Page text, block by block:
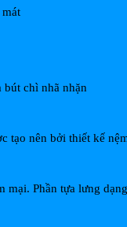
bút chì nhã nhặn
nên bởi thiết kế
Phần tựa lưng